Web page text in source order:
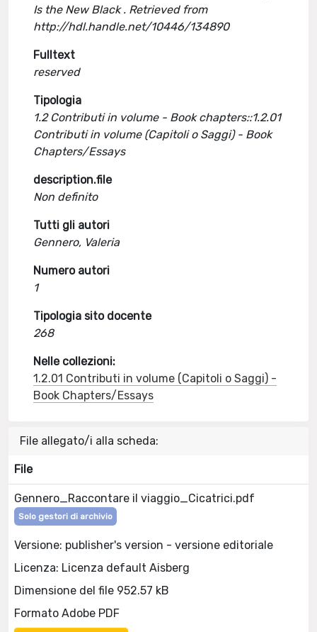
Is the New Black . Retrieved from
http://hdl.handle.net/10446/134890
Fulltext
reserved
Tipologia
1.2 Contributi in volume - Book chapters::1.2.01
Contributi in volume (Capitoli o Saggi) - Book
Chapters/Essays
description.file
Non definito
Tutti gli autori
Gennero, Valeria
Numero autori
1
Tipologia sito docente
268
Nelle collezioni:
1.2.01 Contributi in volume (Capitoli o Saggi) -
Book Chapters/Essays
File allegato/i alla scheda:
File
Gennero_Raccontare il viaggio_Cicatrici.pdf
Solo gestori di archivio
Versione: publisher's version - versione editoriale
Licenza: Licenza default Aisberg
Dimensione del file 952.57 kB
Formato Adobe PDF